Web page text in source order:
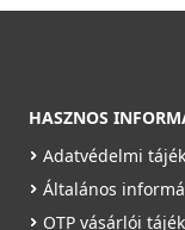
HASZNOS
Adatvédelmi
Általános
OTP vásárlói